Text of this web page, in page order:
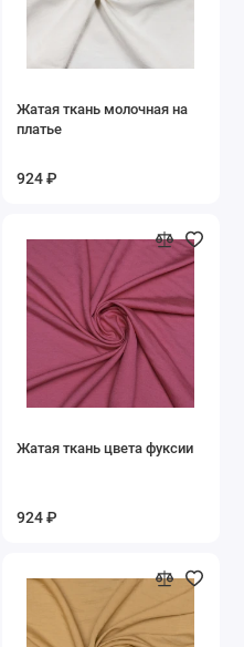
Жатая ткань молочная на
платье
924 ₽
Жатая ткань цвета фуксии
924 ₽